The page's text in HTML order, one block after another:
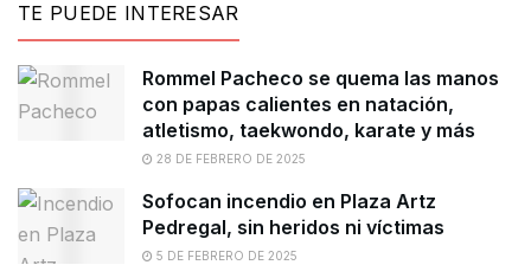
TE PUEDE INTERESAR
Rommel Pacheco se quema las manos
con papas calientes en natación,
atletismo, taekwondo, karate y más
28 DE FEBRERO DE 2025
Sofocan incendio en Plaza Artz
Pedregal, sin heridos ni víctimas
5 DE FEBRERO DE 2025